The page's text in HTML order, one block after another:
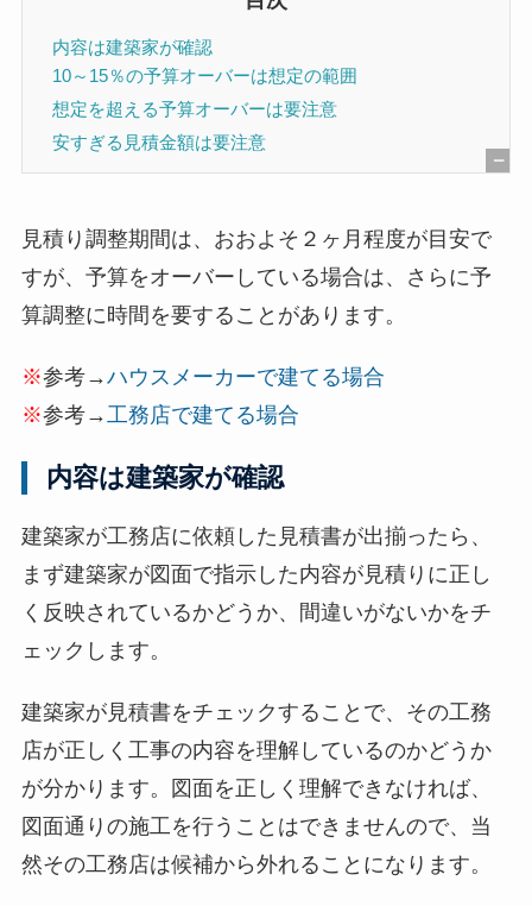
[
表
示
内容は建築家が確認
10～15％の予算オーバーは想定の範囲
想定を超える予算オーバーは要注意
安すぎる見積金額は要注意
見積り調整期間は、おおよそ２ヶ月程度が目安で
すが、予算をオーバーしている場合は、さらに予
算調整に時間を要することがあります。
※参考→ハウスメーカーで建てる場合
※参考→ 工務店で建てる場合
内容は建築家が確認
建築家が工務店に依頼した見積書が出揃ったら、
まず建築家が図面で指示した内容が見積りに正し
く反映されているかどうか、間違いがないかをチ
ェックします。
建築家が見積書をチェックすることで、その工務
店が正しく工事の内容を理解しているのかどうか
が分かります。図面を正しく理解できなければ、
図面通りの施工を行うことはできませんので、当
然その工務店は候補から外れることになります。